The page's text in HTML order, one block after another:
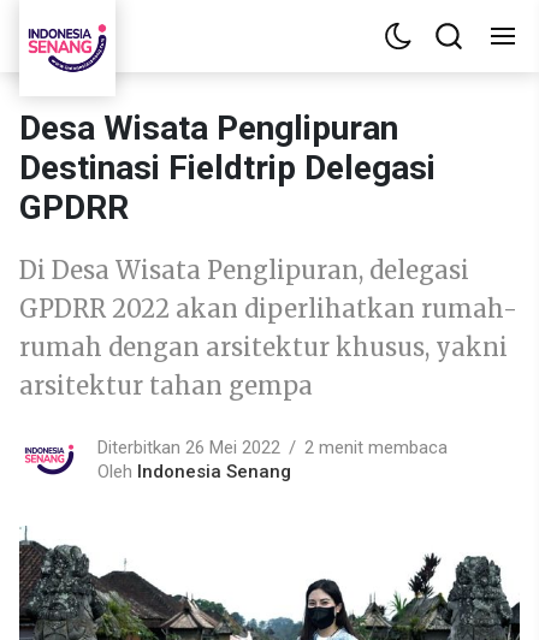
Desa Wisata Penglipuran
Destinasi Fieldtrip Delegasi
GPDRR
Di Desa Wisata Penglipuran, delegasi
GPDRR 2022 akan diperlihatkan rumah-
rumah dengan arsitektur khusus, yakni
arsitektur tahan gempa
Diterbitkan 26 Mei 2022
2 menit membaca
Oleh Indonesia Senang